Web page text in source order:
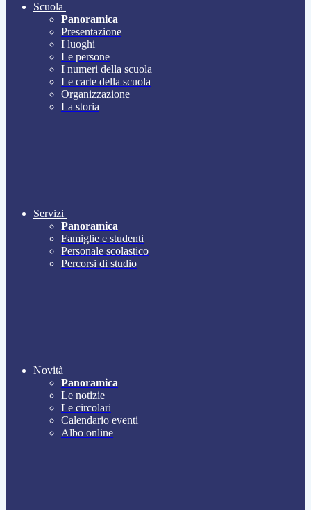
Scuola
Panoramica
Presentazione
I luoghi
Le persone
I numeri della scuola
Le carte della scuola
Organizzazione
La storia
Servizi
Panoramica
Famiglie e studenti
Personale scolastico
Percorsi di studio
Novità
Panoramica
Le notizie
Le circolari
Calendario eventi
Albo online